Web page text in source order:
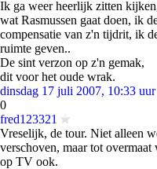
Ik ga weer heerlijk zitten
wat Rasmussen gaat doen, ik
compensatie van z'n tijdrit, ik
ruimte geven..
De sint verzon op z'n gemak,
dit voor het oude wrak.
dinsdag 17 juli 2007, 10:33 uur
0
fred123321
Vreselijk, de tour. Niet alleen
verschoven, maar tot
op TV ook.